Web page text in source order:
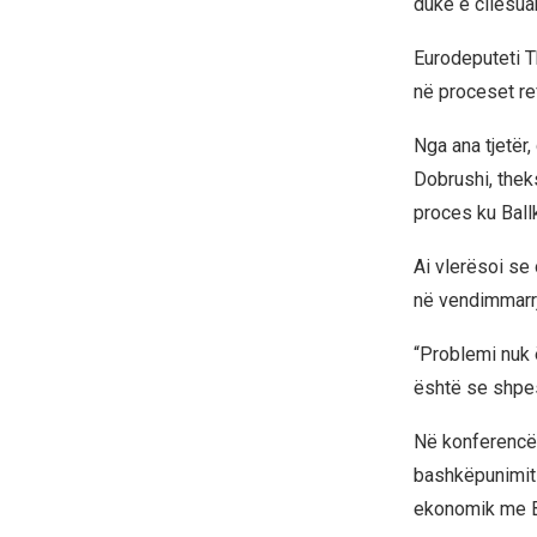
duke e
Eurodeputeti
në proceset
Nga ana
Dobrushi,
proces ku
Ai vlerësoi se
në
“Problemi
është se
Në
ekonomik me